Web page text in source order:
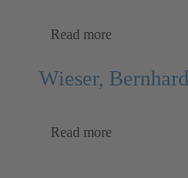
Read more
Wieser, Bernhard
Read more